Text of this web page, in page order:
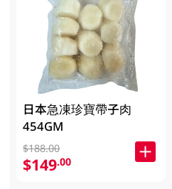
日本急凍珍寶帶子肉
454GM
$188.00
$149.00